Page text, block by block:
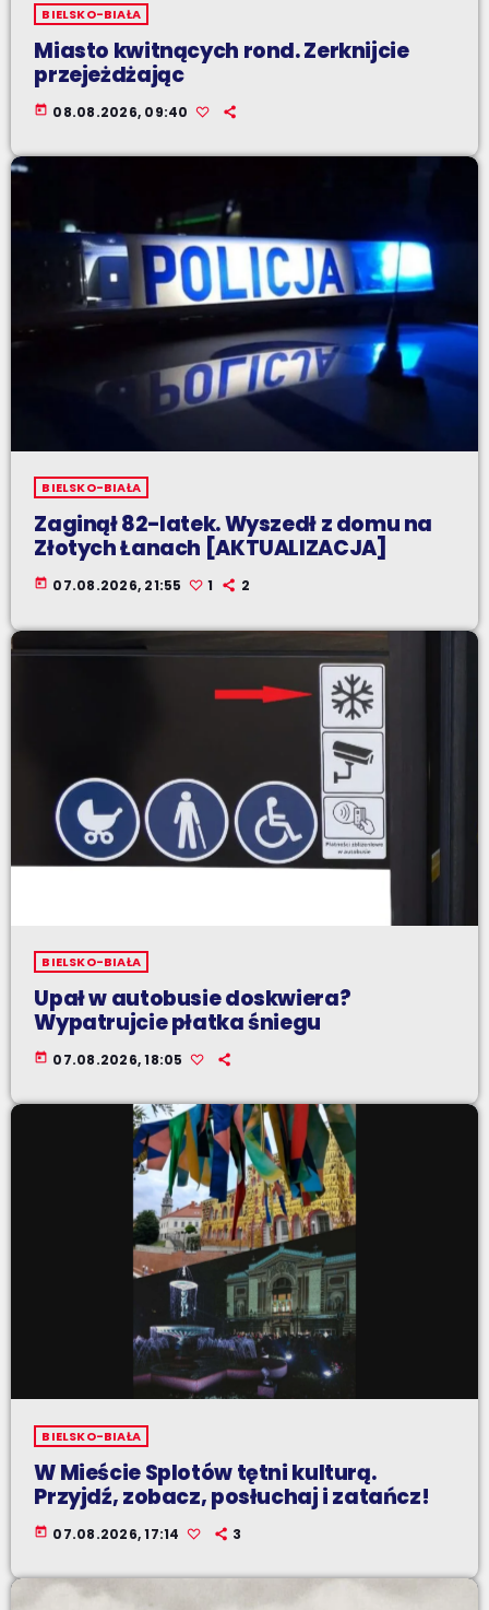
BIELSKO-BIAŁA
Miasto kwitnących rond. Zerknijcie
przejeżdżając
today 08.08.2026, 09:40
BIELSKO-BIAŁA
Zaginął 82-latek. Wyszedł z domu na
Złotych Łanach [AKTUALIZACJA]
today 07.08.2026, 21:55 1 2
BIELSKO-BIAŁA
Upał w autobusie doskwiera?
Wypatrujcie płatka śniegu
today 07.08.2026, 18:05
BIELSKO-BIAŁA
W Mieście Splotów tętni kulturą.
Przyjdź, zobacz, posłuchaj i zatańcz!
today 07.08.2026, 17:14 3